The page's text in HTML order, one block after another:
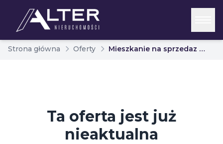
Strona główna Oferty Mieszkanie na sprzedaz biaystok bojary 7001702
Ta oferta jest już
nieaktualna